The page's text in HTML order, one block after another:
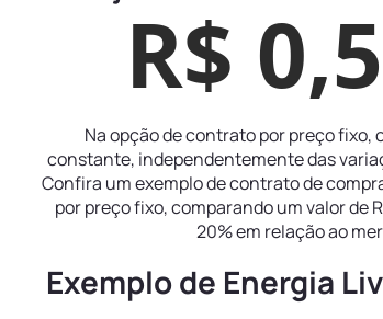
R$
Na opção de contrato por preço fixo,
constante, independentemente das
Confira um exemplo de contrato de
por preço fixo, comparando um valor de
20% em relação ao
Exemplo de Energia